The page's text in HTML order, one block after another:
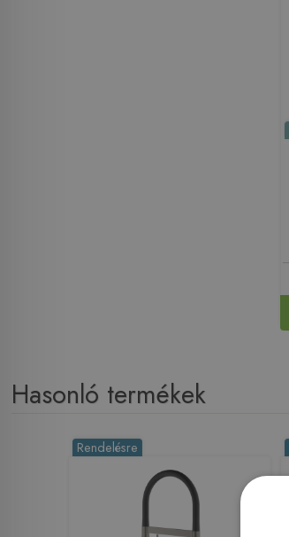
Hasonló termékek
Rendelésre